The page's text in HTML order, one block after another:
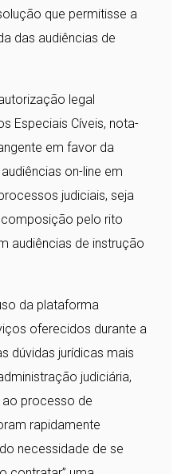
que permitisse a
das audiências de
legal
Especiais Cíveis, nota-
em favor da
on-line em
judiciais, seja
pelo rito
audiências de instrução
da plataforma
oferecidos durante a
dúvidas jurídicas mais
judiciária,
ao processo de
rapidamente
necessidade de se